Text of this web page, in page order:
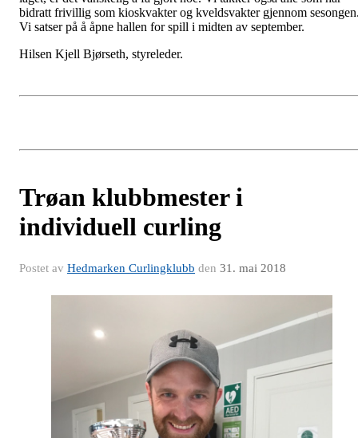
bidratt frivillig som kioskvakter og kveldsvakter gjennom
Vi satser på å åpne hallen for spill i midten av september.
Hilsen Kjell Bjørseth, styreleder.
Trøan klubbmester i
individuell curling
Postet av Hedmarken Curlingklubb den 31. mai 2018